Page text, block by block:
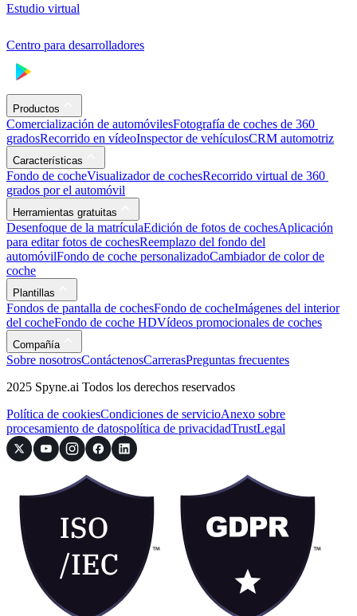
Estudio virtual
Centro para desarrolladores
Productos
Comercialización de automóvilesFotografía de coches de 360 ​​
gradosRecorrido en vídeoInspector de vehículosCRM automotriz
Características
Fondo de cocheVisualizador de cochesRecorrido virtual de 360 ​​
grados por el automóvil
Herramientas gratuitas
Desenfoque de la matrículaEdición de fotos de cochesAplicación
para editar fotos de cochesReemplazo del fondo del
automóvilFondo de coche personalizadoCambiador de color de
coche
Plantillas
Fondos de pantalla de cochesFondo de cocheImágenes del interior
del cocheFondo de coche HDVídeos promocionales de coches
Compañía
Sobre nosotrosContáctenosCarrerasPreguntas frecuentes
2025 Spyne.ai Todos los derechos reservados
Política de cookiesCondiciones de servicioAnexo sobre
procesamiento de datospolítica de privacidadTrustLegal